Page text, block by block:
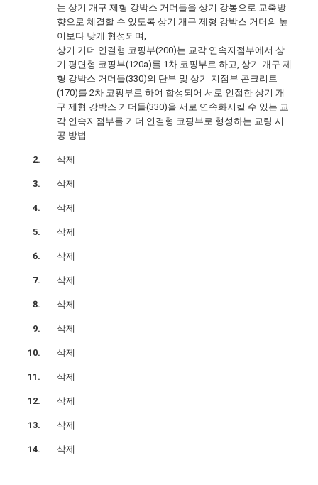
는 상기 개구 제형 강박스 거더들을 상기 강봉으로 교축방
향으로 체결할 수 있도록 상기 개구 제형 강박스 거더의 높
이보다 낮게 형성되며,
상기 거더 연결형 코핑부(200)는 교각 연속지점부에서 상
기 평면형 코핑부(120a)를 1차 코핑부로 하고, 상기 개구 제
형 강박스 거더들(330)의 단부 및 상기 지점부 콘크리트
(170)를 2차 코핑부로 하여 합성되어 서로 인접한 상기 개
구 제형 강박스 거더들(330)을 서로 연속화시킬 수 있는 교
각 연속지점부를 거더 연결형 코핑부로 형성하는 교량 시
공 방법.
삭제
삭제
삭제
삭제
삭제
삭제
삭제
삭제
삭제
삭제
삭제
삭제
삭제